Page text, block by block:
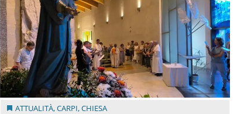
ATTUALITÀ,CARPI,CHIESA